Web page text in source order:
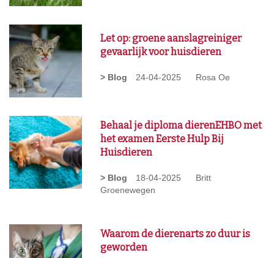
> Blog 24-04-2025 Rosa Oe
Let op: groene aanslagreiniger
gevaarlijk voor huisdieren
> Blog 18-04-2025
Britt
Groenewegen
Behaal je diploma dierenEHBO met
het examen Eerste Hulp Bij
Huisdieren
Waarom de dierenarts zo duur is
geworden